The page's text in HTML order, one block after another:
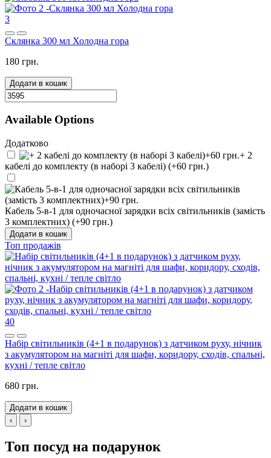
3
Склянка 300 мл Холодна гора
180 грн.
Додати в кошик
Available Options
Додатково
+ 2
кабелі до комплекту (в наборі 3 кабелі) (+60 грн.)
Кабель 5-в-1 для одночасної зарядки всіх світильників (замість
3 комплектних) (+90 грн.)
Додати в кошик
Топ продажів
40
Набір світильників (4+1 в подарунок) з датчиком руху, нічник
з акумулятором на магніті для шафи, коридору, сходів, спальні,
кухні / тепле світло
680 грн.
Додати в кошик
‹
›
Топ посуд на подарунок